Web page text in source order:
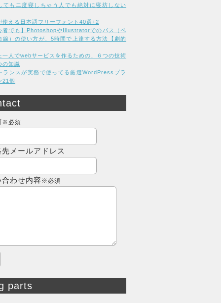
ても二度寝しちゃう人でも絶対に寝坊しない
使える日本語フリーフォント40選+2
者でも】PhotoshopやIllustratorでのパス（ペ
線）の使い方が、5時間で上達する方法【劇的
一人でwebサービスを作るための、６つの技術
の知識
ランスが実務で使ってる厳選WordPressプラ
21個
※必須
先メールアドレス
合わせ内容 ※必須
parts